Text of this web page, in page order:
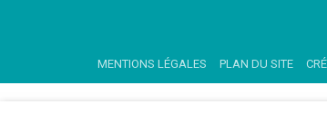
MENTIONS LÉGALES PLAN DU SITE